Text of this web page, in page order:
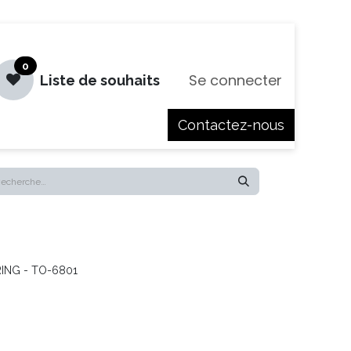
0
Liste de souhaits Se connecter
Contactez-nous
- TO-6801